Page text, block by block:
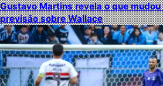
Gustavo Martins revela o que
previsão sobre Wallace